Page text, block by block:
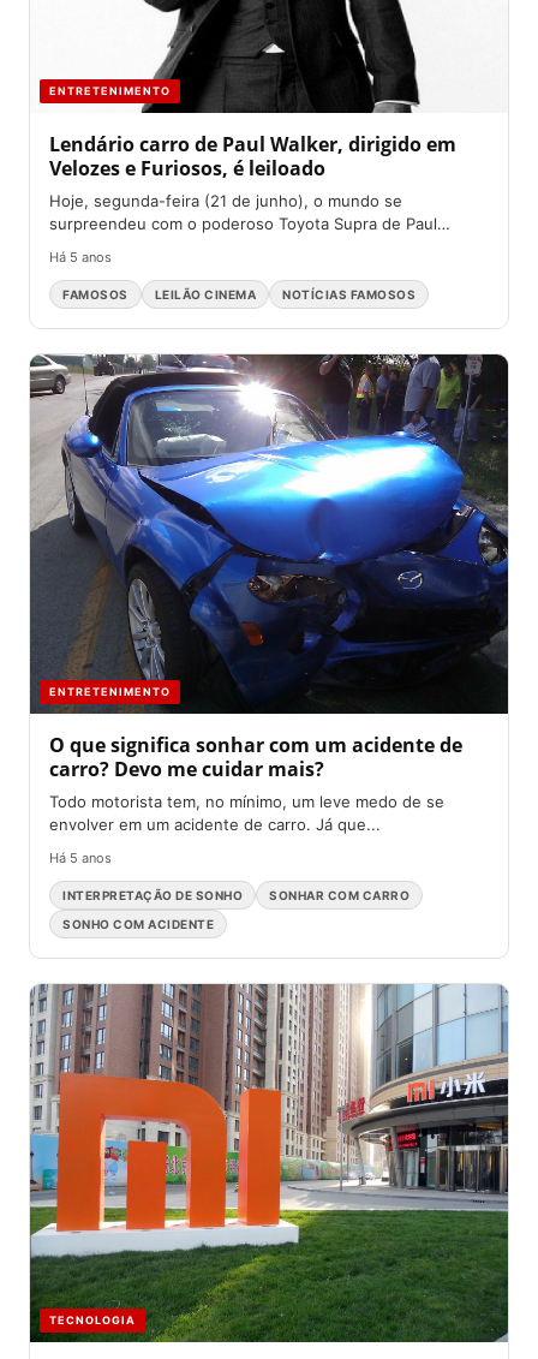
ENTRETENIMENTO
Lendário carro de Paul Walker, dirigido em
Velozes e Furiosos, é leiloado
Hoje, segunda-feira (21 de junho), o mundo se
surpreendeu com o poderoso Toyota Supra de Paul
Walker sendo...
Há 5 anos
FAMOSOS LEILÃO CINEMA NOTÍCIAS FAMOSOS
ENTRETENIMENTO
O que significa sonhar com um acidente de
carro? Devo me cuidar mais?
Todo motorista tem, no mínimo, um leve medo de se
envolver em um acidente de carro. Já que...
Há 5 anos
INTERPRETAÇÃO DE SONHO
SONHAR COM CARRO
SONHO COM ACIDENTE
TECNOLOGIA